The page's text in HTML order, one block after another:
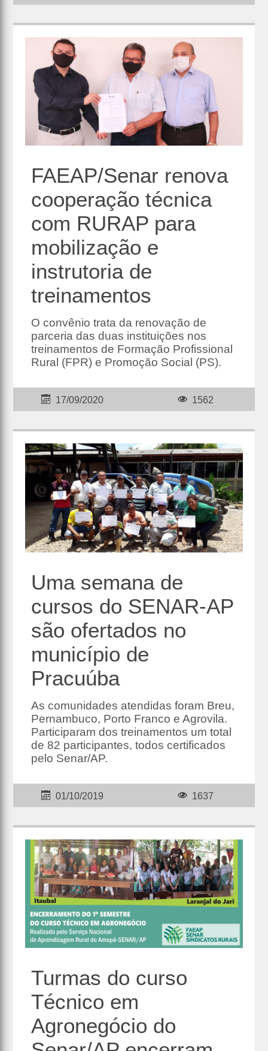
FAEAP/Senar renova
cooperação técnica
com RURAP para
mobilização e
instrutoria de
treinamentos
O convênio trata da renovação de
parceria das duas instituições nos
treinamentos de Formação Profissional
Rural (FPR) e Promoção Social (PS).
17/09/2020 1562
Uma semana de
cursos do SENAR-AP
são ofertados no
município de
Pracuúba
As comunidades atendidas foram Breu,
Pernambuco, Porto Franco e Agrovila.
Participaram dos treinamentos um total
de 82 participantes, todos certificados
pelo Senar/AP.
01/10/2019 1637
Turmas do curso
Técnico em
Agronegócio do